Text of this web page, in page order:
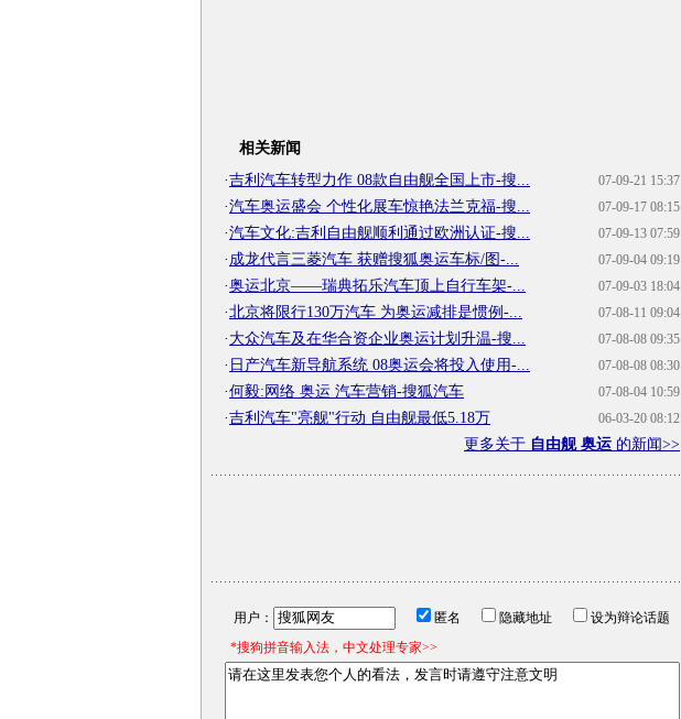
相关新闻
07-09-21 15:37
·吉利汽车转型力作 08款自由舰全国上市-搜...
07-09-17 08:15
·汽车奥运盛会 个性化展车惊艳法兰克福-搜...
07-09-13 07:59
·汽车文化:吉利自由舰顺利通过欧洲认证-搜...
07-09-04 09:19
· 成龙代言三菱汽车 获赠搜狐奥运车标/图-...
07-09-03 18:04
·奥运北京——瑞典拓乐汽车顶上自行车架-...
07-08-11 09:04
·北京将限行130万汽车 为奥运减排是惯例-...
07-08-08 09:35
· 大众汽车及在华合资企业奥运计划升温-搜...
07-08-08 08:30
· 日产汽车新导航系统 08奥运会将投入使用-...
07-08-04 10:59
·何毅:网络 奥运 汽车营销-搜狐汽车
06-03-20 08:12
·吉利汽车"亮舰"行动 自由舰最低5.18万
更多关于 自由舰 奥运 的新闻>>
用户： 匿名 隐藏地址
设为辩论话题
*搜狗拼音输入法，中文处理专家>>